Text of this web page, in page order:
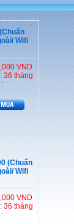
Wifi
VND
36 tháng
(Chuẩn
Wifi
VND
36 tháng